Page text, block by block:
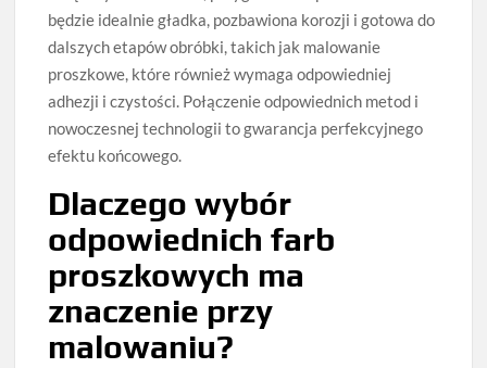
będzie idealnie gładka, pozbawiona korozji i gotowa do
dalszych etapów obróbki, takich jak malowanie
proszkowe, które również wymaga odpowiedniej
adhezji i czystości. Połączenie odpowiednich metod i
nowoczesnej technologii to gwarancja perfekcyjnego
efektu końcowego.
Dlaczego wybór
odpowiednich farb
proszkowych ma
znaczenie przy
malowaniu?